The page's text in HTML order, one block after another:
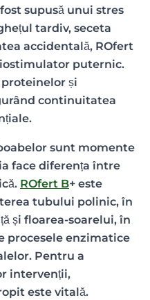
supusă unui stres
tardiv, seceta
accidentală, ROfert
puternic.
și
continuitatea
sunt momente
face diferența între
ROfert B+ este
tubului polinic, în
și floarea-soarelui, în
procesele enzimatice
Pentru a
intervenții,
este vitală.